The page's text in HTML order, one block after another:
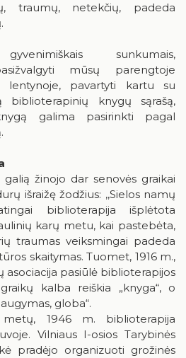
traumų, netekčių, padeda
sunkumais,
mūsų parengtoje
lentynoje, pavartyti kartu su
biblioterapinių knygų sąrašą,
galima pasirinkti pagal
žinojo dar senovės graikai
išraižę žodžius: ,,Sielos namų
biblioterapija išplėtota
karų metu, kai pastebėta,
traumas veiksmingai padeda
skaitymas. Tuomet, 1916 m.,
asociacija pasiūlė biblioterapijos
kalba reiškia „knyga“, o
globa“.
metų, 1946 m. biblioterapija
Vilniaus I-osios Tarybinės
pradėjo organizuoti grožinės